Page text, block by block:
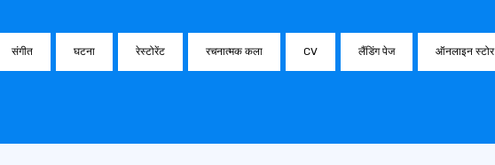
संगीत घटना रेस्टोरेंट रचनात्मक कला CV लैंडिंग पेज ऑनलाइन स्टोर